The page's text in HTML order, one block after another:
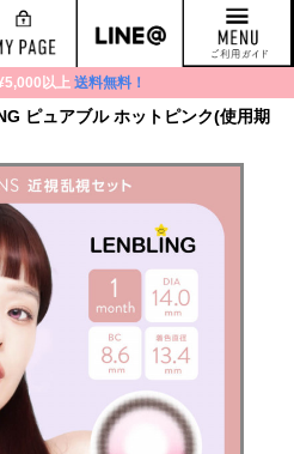
以上 送料無料！
ピュアブル ホットピンク(使用期